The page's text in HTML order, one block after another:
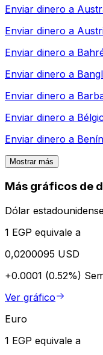
Enviar dinero a
Enviar dinero a
Enviar dinero a
Enviar dinero a
Enviar dinero a
Enviar dinero a
Enviar dinero a Benín
Mostrar más
Más gráficos de
Dólar
1 EGP equivale a
0,0200095 USD
+0.0001 (0.52%)
Ver gráfico
Euro
1 EGP equivale a